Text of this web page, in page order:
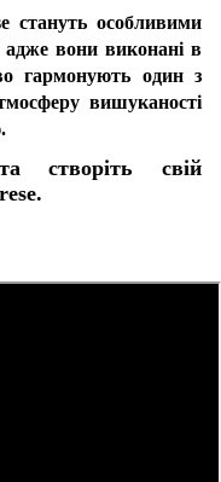
стануть особливими
вони виконані в
гармонують один з
вишуканості
створіть свій